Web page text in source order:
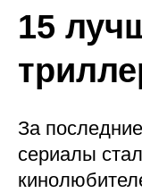
15
За
сериалы